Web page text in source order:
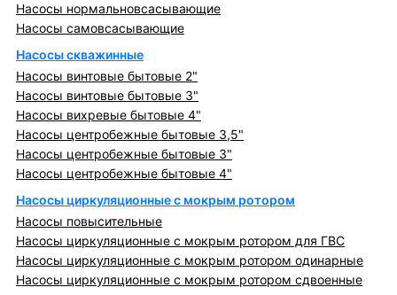
Насосы нормальновсасывающие
Насосы самовсасывающие
Насосы скважинные
Насосы винтовые бытовые 2"
Насосы винтовые бытовые 3"
Насосы вихревые бытовые 4"
Насосы центробежные бытовые 3,5"
Насосы центробежные бытовые 3"
Насосы центробежные бытовые 4"
Насосы циркуляционные с мокрым ротором
Насосы повысительные
Насосы циркуляционные с мокрым ротором для ГВС
Насосы циркуляционные с мокрым ротором одинарные
Насосы циркуляционные с мокрым ротором сдвоенные